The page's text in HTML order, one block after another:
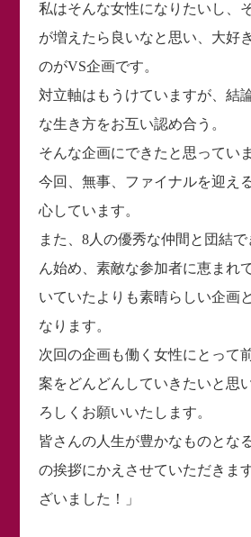
私はそんな女性になりたいし、
が増えたら良いなと思い、大好
のがVS企画です。
対立軸はもうけていますが、結
な生き方をお互い認め合う。
そんな企画にできたと思っていま
今回、無事、ファイナルを迎え
心しています。
また、8人の優秀な仲間と団結
ん始め、素敵な参加者に恵まれ
いていたよりも素晴らしい企画
なります。
次回の企画も働く女性にとって
案をどんどんしていきたいと思
ろしくお願いいたします。
皆さんの人生が豊かなものとな
の挨拶にかえさせていただきま
ざいました！」